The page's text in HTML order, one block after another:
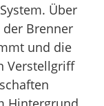
Über
Brenner
und die
Verstellgriff